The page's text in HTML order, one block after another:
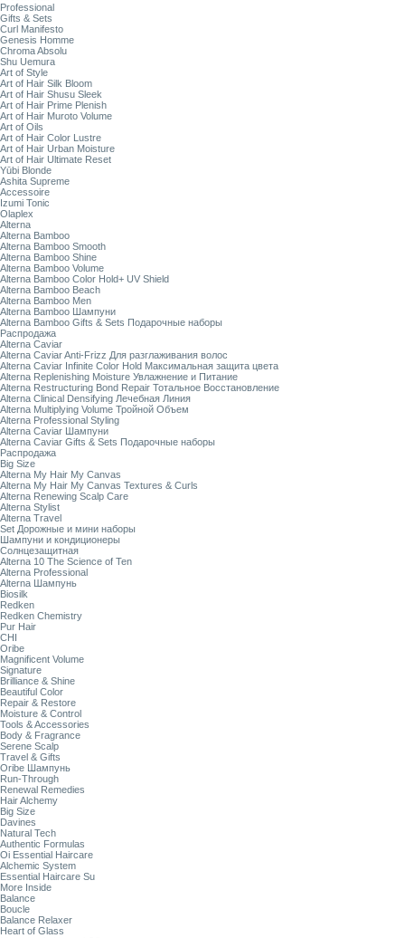
Professional
Gifts & Sets
Curl Manifesto
Genesis Homme
Chroma Absolu
Shu Uemura
Art of Style
Art of Hair Silk Bloom
Art of Hair Shusu Sleek
Art of Hair Prime Plenish
Art of Hair Muroto Volume
Art of Oils
Art of Hair Color Lustre
Art of Hair Urban Moisture
Art of Hair Ultimate Reset
Yūbi Blonde
Ashita Supreme
Accessoire
Izumi Tonic
Olaplex
Alterna
Alterna Bamboo
Alterna Bamboo Smooth
Alterna Bamboo Shine
Alterna Bamboo Volume
Alterna Bamboo Color Hold+ UV Shield
Alterna Bamboo Beach
Alterna Bamboo Men
Alterna Bamboo Шампуни
Alterna Bamboo Gifts & Sets Подарочные наборы
Распродажа
Alterna Caviar
Alterna Caviar Anti-Frizz Для разглаживания волос
Alterna Caviar Infinite Color Hold Максимальная защита цвета
Alterna Replenishing Moisture Увлажнение и Питание
Alterna Restructuring Bond Repair Тотальное Восстановление
Alterna Clinical Densifying Лечебная Линия
Alterna Multiplying Volume Тройной Объем
Alterna Professional Styling
Alterna Caviar Шампуни
Alterna Caviar Gifts & Sets Подарочные наборы
Распродажа
Big Size
Alterna My Hair My Canvas
Alterna My Hair My Canvas Textures & Curls
Alterna Renewing Scalp Care
Alterna Stylist
Alterna Travel
Set Дорожные и мини наборы
Шампуни и кондиционеры
Солнцезащитная
Alterna 10 The Science of Ten
Alterna Professional
Alterna Шампунь
Biosilk
Redken
Redken Chemistry
Pur Hair
CHI
Oribe
Magnificent Volume
Signature
Brilliance & Shine
Beautiful Color
Repair & Restore
Moisture & Control
Tools & Accessories
Body & Fragrance
Serene Scalp
Travel & Gifts
Oribe Шампунь
Run-Through
Renewal Remedies
Hair Alchemy
Big Size
Davines
Natural Tech
Authentic Formulas
Oi Essential Haircare
Alchemic System
Essential Haircare Su
More Inside
Balance
Boucle
Balance Relaxer
Heart of Glass